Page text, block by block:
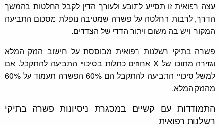
עצה רפואית זו תסייע לתובע ולעורך הדין לקבל החלטות בהמשך
הדרך, לרבות החלטה על פשרה שמטיבה נופלת מסכום התביעה
המקורי ויש בה משום ויתור הדדי של הצדדים.
פשרה בתיקי רשלנות רפואית מבוססת על חישוב הנזק המלא
וגזירה מתוכו של X אחוזים כתלות בסיכויי התביעה להתקבל. אם
למשל סיכויי התביעה להתקבל הם 60% הפשרה תעמוד על 60%
מהנזק המלא.
התמודדות עם קשיים במסגרת ניסיונות פשרה בתיקי
רשלנות רפואית